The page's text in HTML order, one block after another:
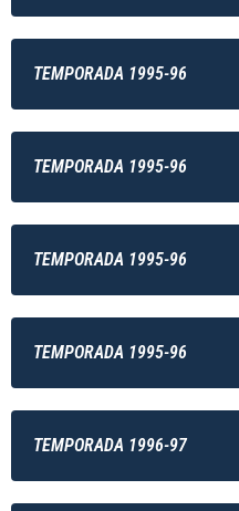
TEMPORADA 1995-96
TEMPORADA 1995-96
TEMPORADA 1995-96
TEMPORADA 1995-96
TEMPORADA 1996-97